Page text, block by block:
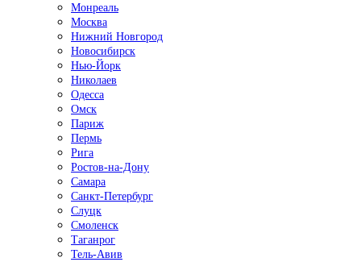
Монреаль
Москва
Нижний Новгород
Новосибирск
Нью-Йорк
Николаев
Одесса
Омск
Париж
Пермь
Рига
Ростов-на-Дону
Самара
Санкт-Петербург
Слуцк
Смоленск
Таганрог
Тель-Авив